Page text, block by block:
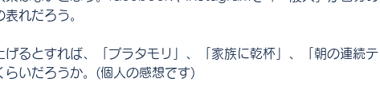
れだろう。
るとすれば、「ブラタモリ」、「家族に乾杯」、「朝の連続テ
らいだろうか。(個人の感想です)